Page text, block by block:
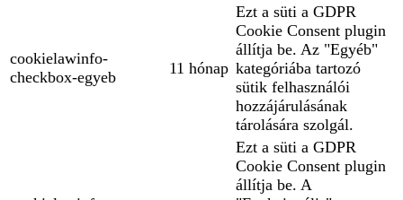
cookielawinfo-
checkbox-egyeb
11 hónap
Ezt a süti a GDPR
Cookie Consent plugin
állítja be. Az "Egyéb"
kategóriába tartozó
sütik felhasználói
hozzájárulásának
tárolására szolgál.
Ezt a süti a GDPR
Cookie Consent plugin
állítja be. A